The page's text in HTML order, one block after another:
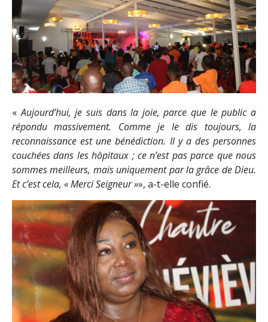
«Aujourd’hui, je suis dans la joie, parce que le public a
répondu massivement. Comme je le dis toujours, la
reconnaissance est une bénédiction. Il y a des personnes
couchées dans les hôpitaux ; ce n’est pas parce que nous
sommes meilleurs, mais uniquement par la grâce de Dieu.
Et c’est cela, « Merci Seigneur »», a-t-elle confié.